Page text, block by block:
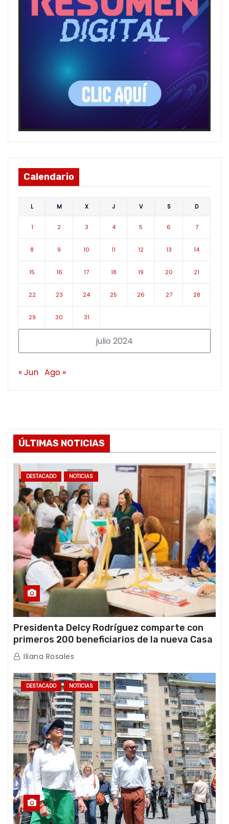
Calendario
julio 2024
L M X J V S D
1 2 3 4 5 6 7
8 9 10 11 12 13 14
15 16 17 18 19 20 21
22 23 24 25 26 27 28
29 30 31
« Jun Ago »
ÚLTIMAS NOTICIAS
DESTACADO NOTICIAS
Presidenta Delcy Rodríguez comparte con
primeros 200 beneficiarios de la nueva Casa
de los Abuelos “La Primavera” en Caracas
Iliana Rosales
DESTACADO NOTICIAS